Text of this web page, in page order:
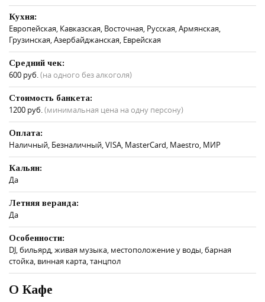
Кухня:
Европейская, Кавказская, Восточная, Русская, Армянская,
Грузинская, Азербайджанская, Еврейская
Средний чек:
600 руб.(на одного без алкоголя)
Стоимость банкета:
1200 руб.(минимальная цена на одну персону)
Оплата:
Наличный, Безналичный, VISA, MasterCard, Maestro, МИР
Кальян:
Да
Летняя веранда:
Да
Особенности:
DJ, бильярд, живая музыка, местоположение у воды, барная
стойка, винная карта, танцпол
О Кафе